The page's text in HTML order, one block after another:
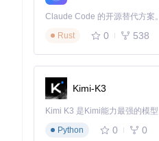
第二级：结构特征精炼
对通过预过滤的候选结构，
比对算法在此阶段发挥作用。
第三级：精确比对验证
最后对少量高潜力候选结构
精度的同时，将整体速度提升
异构计算优化：释放硬件潜能
Foldseek的性能突破还源于
Rust
0 538
Kimi-K3
Python
0 0